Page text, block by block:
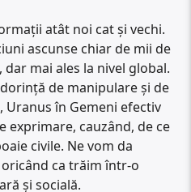
atât noi cat și vechi.
ascunse chiar de mii de
mai ales la nivel global.
de manipulare și de
în Gemeni efectiv
exprimare, cauzând, de ce
civile. Ne vom da
ca trăim într-o
și socială.